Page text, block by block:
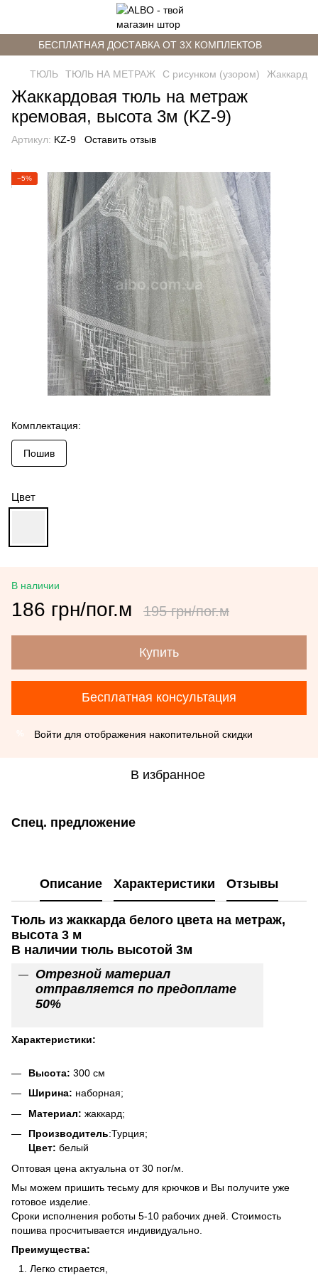
БЕСПЛАТНАЯ ДОСТАВКА ОТ 3Х КОМПЛЕКТОВ
ТЮЛЬ ТЮЛЬ НА МЕТРАЖ С рисунком (узором) Жаккард
Жаккардовая тюль на метраж
кремовая, высота 3м (KZ-9)
Артикул: KZ-9 Оставить отзыв
−5%
Комплектация:
Пошив
Цвет
В наличии
186 грн/пог.м 195 грн/пог.м
Купить
Бесплатная консультация
Войти для отображения накопительной скидки
В избранное
Спец. предложение
Описание Характеристики Отзывы
Тюль из жаккарда белого цвета на метраж,
высота 3 м
В наличии тюль высотой 3м
Отрезной материал
отправляется по предоплате
50%
Характеристики:
Высота: 300 см
Ширина: наборная;
Материал: жаккард;
Производитель:Турция;
Цвет: белый
Оптовая цена актуальна от 30 пог/м.
Мы можем пришить тесьму для крючков и Вы получите уже
готовое изделие.
Сроки исполнения роботы 5-10 рабочих дней. Стоимость
пошива просчитывается индивидуально.
Преимущества:
Легко стирается,